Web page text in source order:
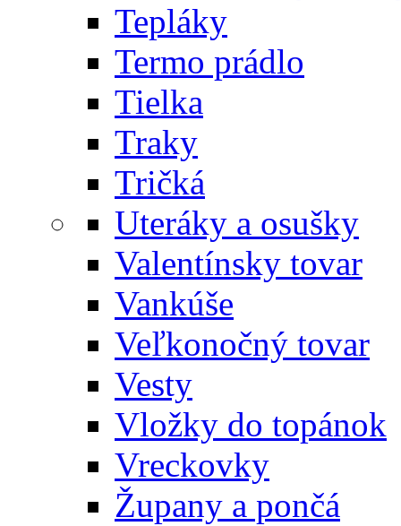
Tepláky
Termo prádlo
Tielka
Traky
Tričká
Uteráky a osušky
Valentínsky tovar
Vankúše
Veľkonočný tovar
Vesty
Vložky do topánok
Vreckovky
Župany a pončá